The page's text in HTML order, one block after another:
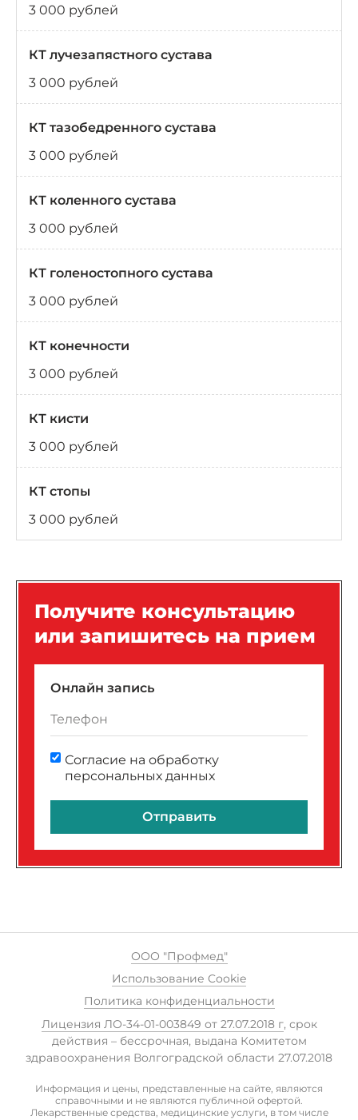
3 000 рублей
КТ лучезапястного сустава
3 000 рублей
КТ тазобедренного сустава
3 000 рублей
КТ коленного сустава
3 000 рублей
КТ голеностопного сустава
3 000 рублей
КТ конечности
3 000 рублей
КТ кисти
3 000 рублей
КТ стопы
3 000 рублей
Получите консультацию
или запишитесь на прием
Онлайн запись
Согласие на обработку
персональных данных
Отправить
ООО "Профмед"
Использование Cookie
Политика конфиденциальности
Лицензия ЛО-34-01-003849 от 27.07.2018 г, срок
действия – бессрочная, выдана Комитетом
здравоохранения Волгоградской области 27.07.2018
Информация и цены, представленные на сайте, являются
справочными и не являются публичной офертой.
Лекарственные средства, медицинские услуги, в том числе